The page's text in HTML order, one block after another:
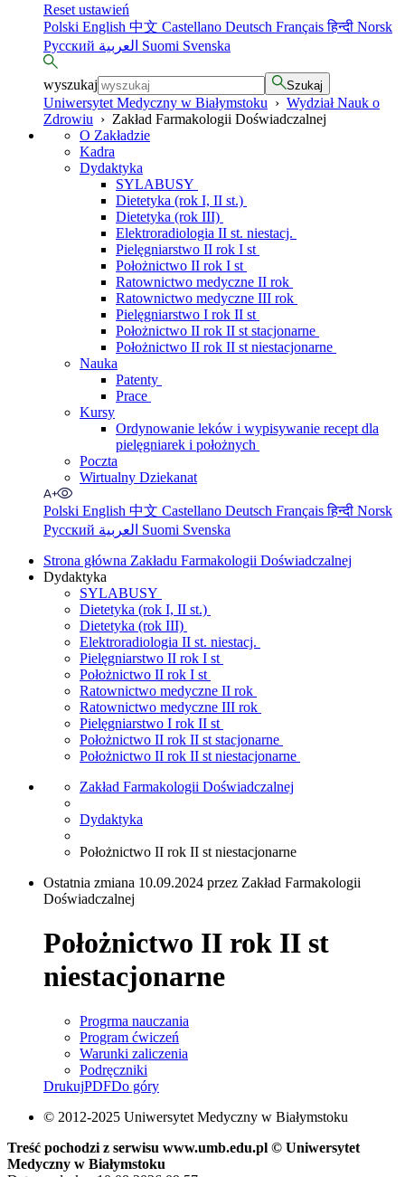
Reset ustawień
Polski English 中文 Castellano Deutsch Françaisहिन्दी Norsk
Русский
Suomi Svenska
wyszukaj Szukaj
Uniwersytet Medyczny w Białymstoku › Wydział Nauk o
Zdrowiu › Zakład Farmakologii Doświadczalnej
O Zakładzie
Kadra
Dydaktyka
SYLABUSY
Dietetyka (rok I, II st.)
Dietetyka (rok III)
Elektroradiologia II st. niestacj.
Pielęgniarstwo II rok I st
Położnictwo II rok I st
Ratownictwo medyczne II rok
Ratownictwo medyczne III rok
Pielęgniarstwo I rok II st
Położnictwo II rok II st stacjonarne
Położnictwo II rok II st niestacjonarne
Nauka
Patenty
Prace
Kursy
Ordynowanie leków i wypisywanie recept dla
pielęgniarek i położnych
Poczta
Wirtualny Dziekanat
Polski English 中文 Castellano Deutsch Françaisहिन्दी Norsk
Русский
Suomi Svenska
Strona główna Zakładu Farmakologii Doświadczalnej
Dydaktyka
SYLABUSY
Dietetyka (rok I, II st.)
Dietetyka (rok III)
Elektroradiologia II st. niestacj.
Pielęgniarstwo II rok I st
Położnictwo II rok I st
Ratownictwo medyczne II rok
Ratownictwo medyczne III rok
Pielęgniarstwo I rok II st
Położnictwo II rok II st stacjonarne
Położnictwo II rok II st niestacjonarne
Zakład Farmakologii Doświadczalnej
Dydaktyka
Położnictwo II rok II st niestacjonarne
Ostatnia zmiana 10.09.2024 przez Zakład Farmakologii
Doświadczalnej
Położnictwo II rok II st
niestacjonarne
Progrma nauczania
Program ćwiczeń
Warunki zaliczenia
Podręczniki
DrukujPDFDo góry
© 2012-2025 Uniwersytet Medyczny w Białymstoku
Treść pochodzi z serwisu www.umb.edu.pl © Uniwersytet
Medyczny w Białymstoku